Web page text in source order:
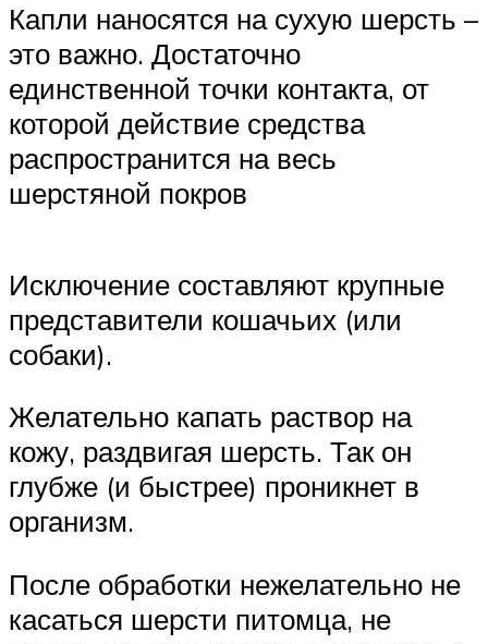
Капли наносятся на сухую шерсть –
это важно. Достаточно
единственной точки контакта, от
которой действие средства
распространится на весь
шерстяной покров
Исключение составляют крупные
представители кошачьих (или
собаки).
Желательно капать раствор на
кожу, раздвигая шерсть. Так он
глубже (и быстрее) проникнет в
организм.
После обработки нежелательно не
касаться шерсти питомца, не